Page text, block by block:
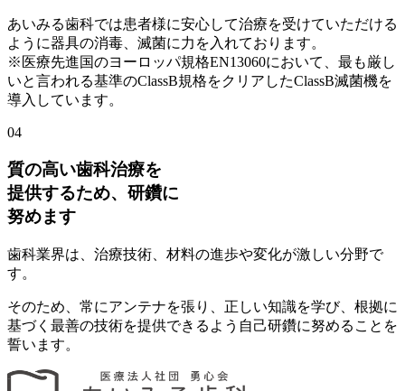
あいみる歯科では患者様に安心して治療を受けていただける
ように器具の消毒、滅菌に力を入れております。
※医療先進国のヨーロッパ規格EN13060において、最も厳し
いと言われる基準のClassB規格をクリアしたClassB滅菌機を
導入しています。
04
質の高い歯科治療を
提供するため、研鑽に
努めます
歯科業界は、治療技術、材料の進歩や変化が激しい分野で
す。
そのため、常にアンテナを張り、正しい知識を学び、根拠に
基づく最善の技術を提供できるよう自己研鑽に努めることを
誓います。